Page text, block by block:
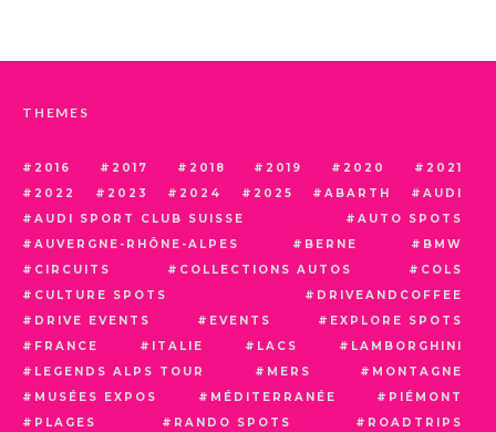
THEMES
2016 2017 2018 2019 2020
2021
2022
2023 2024 2025 ABARTH
AUDI
AUDI SPORT CLUB SUISSE
AUTO SPOTS
AUVERGNE-RHÔNE-ALPES
BERNE
BMW
CIRCUITS
COLLECTIONS AUTOS
COLS
CULTURE SPOTS
DRIVEANDCOFFEE
DRIVE EVENTS
EVENTS
EXPLORE SPOTS
FRANCE
ITALIE LACS
LAMBORGHINI
LEGENDS ALPS TOUR
MERS
MONTAGNE
MUSÉES EXPOS
MÉDITERRANÉE
PIÉMONT
PLAGES
RANDO SPOTS
ROADTRIPS